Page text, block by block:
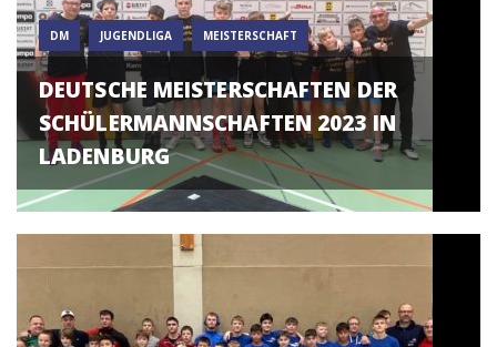
DM JUGENDLIGA MEISTERSCHAFT
DEUTSCHE MEISTERSCHAFTEN DER
SCHÜLERMANNSCHAFTEN 2023 IN
LADENBURG